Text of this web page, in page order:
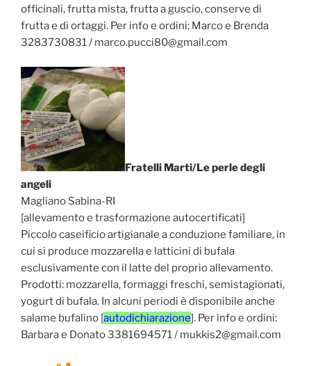
officinali, frutta mista, frutta a guscio, conserve di
frutta e di ortaggi. Per info e ordini: Marco e Brenda
3283730831 / marco.pucci80@gmail.com
Fratelli Marti/Le perle degli
angeli
Magliano Sabina-RI
[allevamento e trasformazione autocertificati]
Piccolo caseificio artigianale a conduzione familiare, in
cui si produce mozzarella e latticini di bufala
esclusivamente con il latte del proprio allevamento.
Prodotti: mozzarella, formaggi freschi, semistagionati,
yogurt di bufala. In alcuni periodi è disponibile anche
salame bufalino [autodichiarazione]. Per info e ordini:
Barbara e Donato 3381694571 / mukkis2@gmail.com